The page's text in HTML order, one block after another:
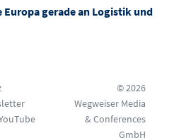
gerade an Logistik und
© 2026
Wegweiser Media
& Conferences
GmbH